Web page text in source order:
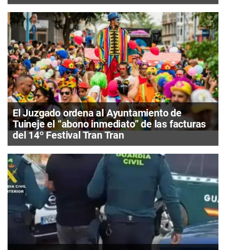
El Juzgado ordena al Ayuntamiento de
Tuineje el “abono inmediato” de las facturas
del 14º Festival Tran Tran